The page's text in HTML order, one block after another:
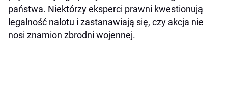
państwa. Niektórzy eksperci prawni kwestionują
legalność nalotu i zastanawiają się, czy akcja nie
nosi znamion zbrodni wojennej.